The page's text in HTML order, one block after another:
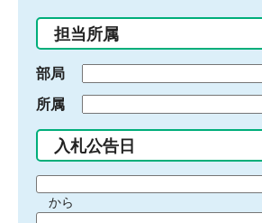
入
力
担当所属
部局
所属
入札公告日
間から